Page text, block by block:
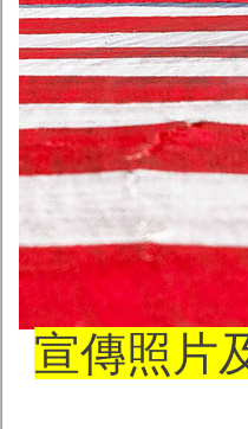
宣傳照片